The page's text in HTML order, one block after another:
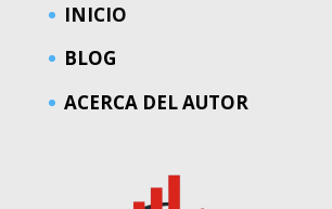
INICIO
BLOG
ACERCA DEL AUTOR